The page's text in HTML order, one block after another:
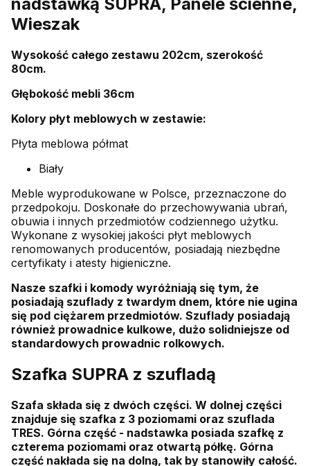
Wieszak
Wysokość całego zestawu 202cm, szerokość
80cm.
Głębokość mebli 36cm
Kolory płyt meblowych w zestawie:
Płyta meblowa półmat
Biały
Meble wyprodukowane w Polsce, przeznaczone do
przedpokoju. Doskonałe do przechowywania ubrań,
obuwia i innych przedmiotów codziennego użytku.
Wykonane z wysokiej jakości płyt meblowych
renomowanych producentów, posiadają niezbędne
certyfikaty i atesty higieniczne.
Nasze szafki i komody wyróżniają się tym, że
posiadają szuflady z twardym dnem, które nie ugina
się pod ciężarem przedmiotów. Szuflady posiadają
również prowadnice kulkowe, dużo solidniejsze od
standardowych prowadnic rolkowych.
Szafka SUPRA z szufladą
Szafa składa się z dwóch części. W dolnej części
znajduje się szafka z 3 poziomami oraz szuflada
TRES. Górna część - nadstawka posiada szafkę z
czterema poziomami oraz otwartą półkę. Górna
część nakłada się na dolną, tak by stanowiły całość.